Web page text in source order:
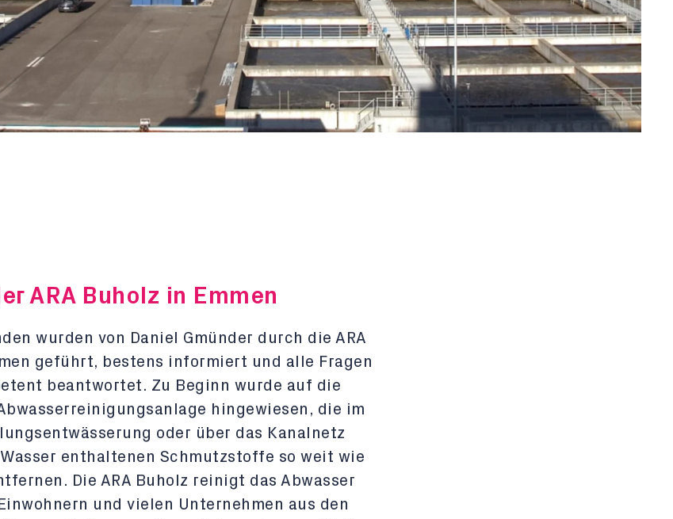
ARA Buholz in Emmen
wurden von Daniel Gmünder durch die ARA
geführt, bestens informiert und alle Fragen
beantwortet. Zu Beginn wurde auf die
hingewiesen, die im
oder über das Kanalnetz
enthaltenen Schmutzstoffe so weit wie
Die ARA Buholz reinigt das Abwasser
und vielen Unternehmen aus den